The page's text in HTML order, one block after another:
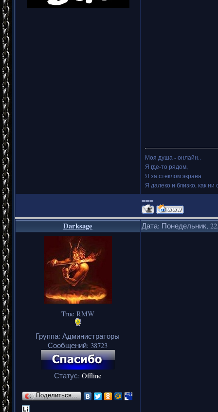
Моя душа - онлайн..
Я где-то рядом,
Я за стеклом экрана
Я далеко и близко, как ни
===
Darksage Дата: Понедельник,
True RMW
Группа: Администраторы
Сообщений: 38723
Статус: Offline
Поделиться…